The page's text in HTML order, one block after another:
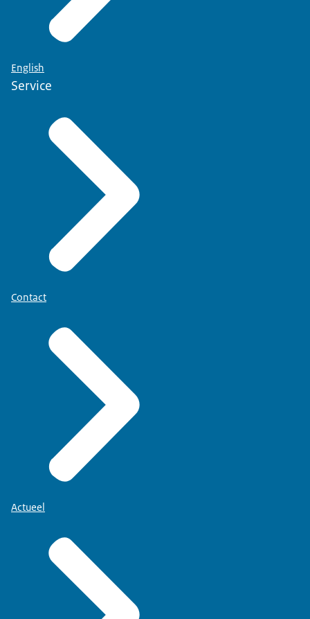
English
Service
Contact
Actueel